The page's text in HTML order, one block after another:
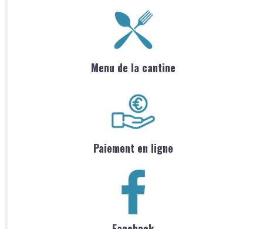
Menu de la cantine
Paiement en ligne